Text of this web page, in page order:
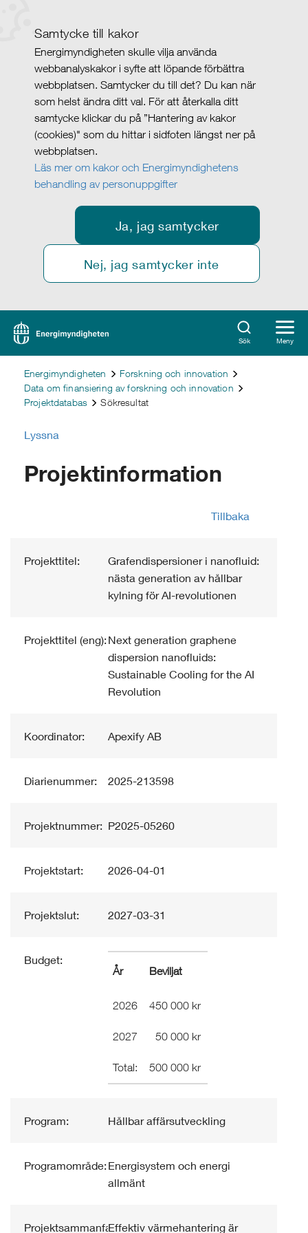
Samtycke till kakor
Energimyndigheten skulle vilja använda
webbanalyskakor i syfte att löpande förbättra
webbplatsen. Samtycker du till det? Du kan när
som helst ändra ditt val. För att återkalla ditt
samtycke klickar du på ”Hantering av kakor
(cookies)" som du hittar i sidfoten längst ner på
webbplatsen.
Läs mer om kakor och Energimyndighetens
behandling av personuppgifter
Ja, jag samtycker
Nej, jag samtycker inte
Sök Meny
Energimyndigheten
Forskning och innovation
Data om finansiering av forskning och innovation
Projektdatabas
Sökresultat
Lyssna
Projektinformation
Tillbaka
Projekttitel:
Grafendispersioner i nanofluid:
nästa generation av hållbar
kylning för AI-revolutionen
Projekttitel (eng):Next generation graphene
dispersion nanofluids:
Sustainable Cooling for the AI
Revolution
Koordinator: Apexify AB
Diarienummer: 2025-213598
Projektnummer: P2025-05260
Projektstart: 2026-04-01
Projektslut: 2027-03-31
Budget:
År Beviljat
2026 450 000 kr
2027 50 000 kr
Total: 500 000 kr
Program: Hållbar affärsutveckling
Programområde:Energisystem och energi
allmänt
Projektsammanfattning:Effektiv värmehantering är